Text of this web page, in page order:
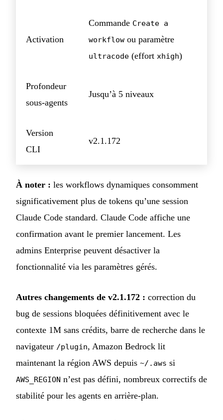
Activation
Commande Create a
workflow ou paramètre
ultracode (effort xhigh)
Profondeur
sous-agents
Jusqu’à 5 niveaux
Version
CLI
v2.1.172
À noter : les workflows dynamiques consomment
significativement plus de tokens qu’une session
Claude Code standard. Claude Code affiche une
confirmation avant le premier lancement. Les
admins Enterprise peuvent désactiver la
fonctionnalité via les paramètres gérés.
Autres changements de v2.1.172 : correction du
bug de sessions bloquées définitivement avec le
contexte 1M sans crédits, barre de recherche dans le
navigateur /plugin, Amazon Bedrock lit
maintenant la région AWS depuis ~/.aws si
AWS_REGION n’est pas défini, nombreux correctifs de
stabilité pour les agents en arrière-plan.